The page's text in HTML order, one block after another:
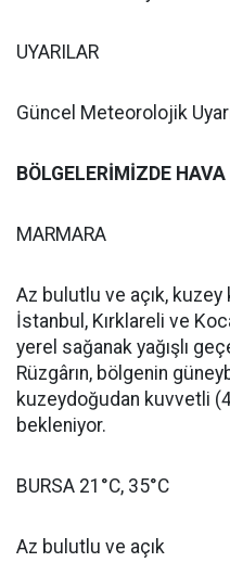
UYARILAR
Güncel Meteorolojik
BÖLGELERİMİZDE HAVA
MARMARA
Az bulutlu ve açık,
İstanbul, Kırklareli ve
yerel sağanak yağışlı
Rüzgârın, bölgenin
kuzeydoğudan kuvvetli
bekleniyor.
BURSA 21°C, 35°C
Az bulutlu ve açık